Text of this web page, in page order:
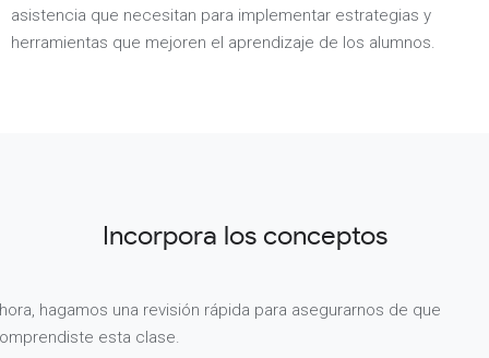
asistencia que necesitan para implementar estrategias y
herramientas que mejoren el aprendizaje de los alumnos.
Incorpora los conceptos
hagamos una revisión rápida para asegurarnos de que
esta clase.